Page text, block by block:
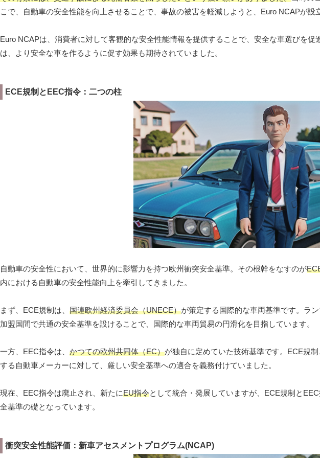
こで、自動車の安全性能を向上させることで、事故の被害を軽減しようと、Euro NCAPが設
Euro NCAPは、消費者に対して客観的な安全性能情報を提供することで、安全な車選びを
は、より安全な車を作るように促す効果も期待されていました。
ECE規制とEEC指令：二つの柱
自動車の安全性において、世界的に影響力を持つ欧州衝突安全基準。その根幹をなすのが
内における自動車の安全性能向上を牽引してきました。
まず、ECE規制は、 国連欧州経済委員会（UNECE）が策定する国際的な車両基準です。ラ
加盟国間で共通の安全基準を設けることで、国際的な車両貿易の円滑化を目指しています。
一方、EEC指令は、 かつての欧州共同体（EC）が独自に定めていた技術基準です。ECE規
する自動車メーカーに対して、厳しい安全基準への適合を義務付けていました。
現在、EEC指令は廃止され、新たにEU指令として統合・発展していますが、ECE規制と
全基準の礎となっています。
衝突安全性能評価：新車アセスメントプログラム(NCAP)